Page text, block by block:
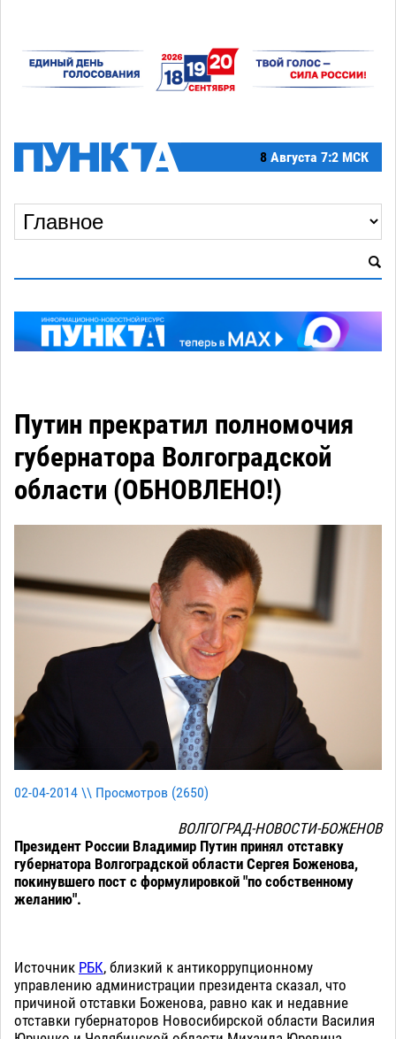
8 Августа 7:2 МСК
Путин прекратил полномочия
губернатора Волгоградской
области (ОБНОВЛЕНО!)
02-04-2014 \\ Просмотров (2650)
ВОЛГОГРАД-НОВОСТИ-БОЖЕНОВ
Президент России Владимир Путин принял отставку
губернатора Волгоградской области Сергея Боженова,
покинувшего пост с формулировкой "по собственному
желанию".
Источник РБК, близкий к антикоррупционному
управлению администрации президента сказал, что
причиной отставки Боженова, равно как и недавние
отставки губернаторов Новосибирской области Василия